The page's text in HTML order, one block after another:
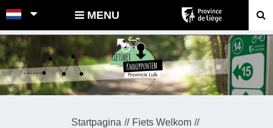
POINTS-NOEUDS MENU
Startpagina
Fiets Welkom